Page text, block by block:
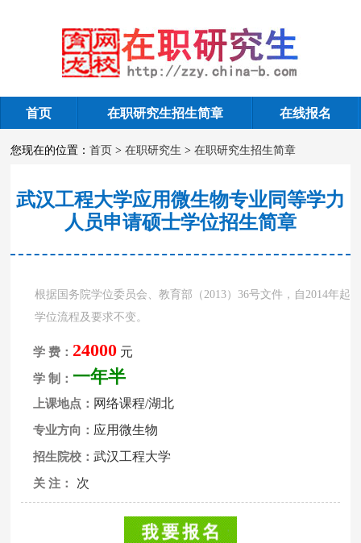
在职研究生招生简章
首页 在职研究生招生简章 在线报名
您现在的位置：首页 >在职研究生 >在职研究生招生简章
武汉工程大学应用微生物专业同等学力
人员申请硕士学位招生简章
根据国务院学位委员会、教育部（2013）36号文件，自2014年
学位流程及要求不变。
学 费： 24000 元
学 制： 一年半
上课地点： 网络课程/湖北
专业方向： 应用微生物
招生院校：武汉工程大学
关 注： 次